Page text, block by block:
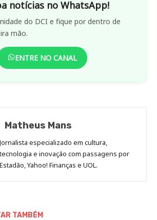
notícias no WhatsApp!
do DCI e fique por dentro de
mão.
ENTRE NO CANAL
Matheus Mans
Jornalista especializado em cultura,
tecnologia e inovação com passagens por
Estadão, Yahoo! Finanças e UOL.
TAMBÉM